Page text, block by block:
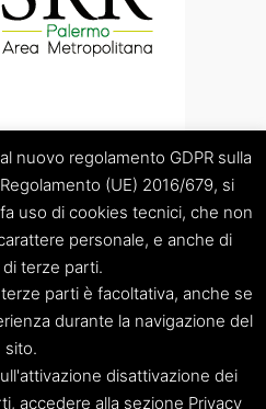
del servizio di gestione Rifiuti
S.C.p.A.
Pretoria 1 – Sede amministrativa:
360 – Capitale sociale: Euro
nuovo regolamento GDPR sulla
(UE) 2016/679, si
uso di cookies tecnici, che non
personale, e anche di
terze parti.
parti è facoltativa, anche se
durante la navigazione del
sito.
disattivazione dei
accedere alla sezione Privacy